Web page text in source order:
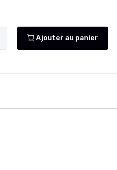
Ajouter au panier